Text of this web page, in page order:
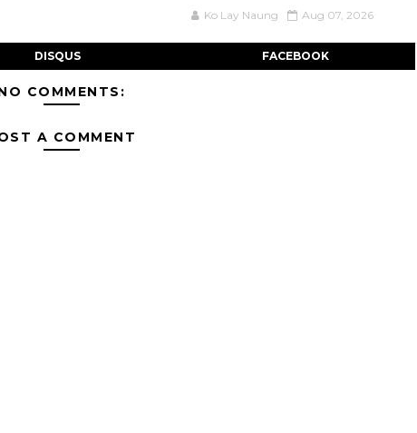
Ko Lay Naung Aug 07, 2026
DISQUS FACEBOOK
COMMENTS:
A COMMENT